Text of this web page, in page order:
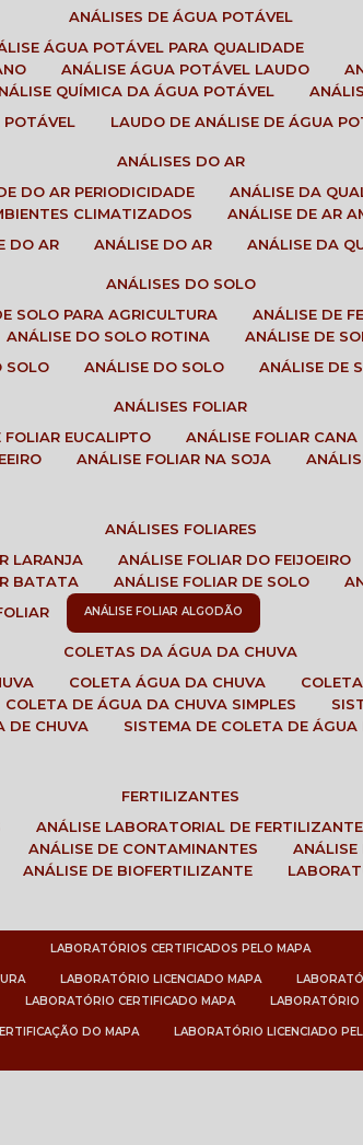
ANÁLISES DE ÁGUA POTÁVEL
ÁGUA POTÁVEL PARA QUALIDADE
ANÁLISE ÁGUA POTÁVEL LAUDO
ANÁLISE QUÍMICA DA ÁGUA POTÁVEL
POTÁVEL LAUDO DE ANÁLISE DE ÁGUA
ANÁLISES DO AR
DO AR PERIODICIDADE
ANÁLISE DA
CLIMATIZADOS ANÁLISE DE AR
DO AR ANÁLISE DO AR ANÁLISE DA
ANÁLISES DO SOLO
SOLO PARA AGRICULTURA
ANÁLISE DE
ANÁLISE DO SOLO ROTINA ANÁLISE DE
SOLO ANÁLISE DO SOLO ANÁLISE DE
ANÁLISES FOLIAR
FOLIAR EUCALIPTO ANÁLISE FOLIAR CANA
ANÁLISE FOLIAR NA SOJA
ANÁLISES FOLIARES
LARANJA ANÁLISE FOLIAR DO FEIJOEIRO
BATATA ANÁLISE FOLIAR DE SOLO
ANÁLISE FOLIAR ALGODÃO
COLETAS DA ÁGUA DA CHUVA
COLETA ÁGUA DA CHUVA
COLETA DE ÁGUA DA CHUVA SIMPLES
DE CHUVA SISTEMA DE COLETA DE
FERTILIZANTES
ANÁLISE LABORATORIAL DE
ANÁLISE DE CONTAMINANTES
ANÁLISE DE BIOFERTILIZANTE
LABORATÓRIOS CERTIFICADOS PELO MAPA
LABORATÓRIO LICENCIADO MAPA
LABORATÓRIO CERTIFICADO MAPA
DO MAPA LABORATÓRIO LICENCIADO